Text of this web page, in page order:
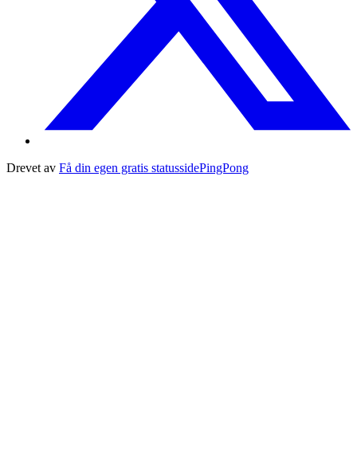
Drevet av Få din egen gratis statussidePingPong